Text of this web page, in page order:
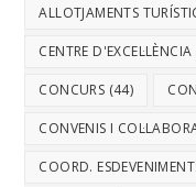
ALLOTJAMENTS
CENTRE D'EXCEL·LÈNCIA
CONCURS (44)
CONVENIS I
COORD.